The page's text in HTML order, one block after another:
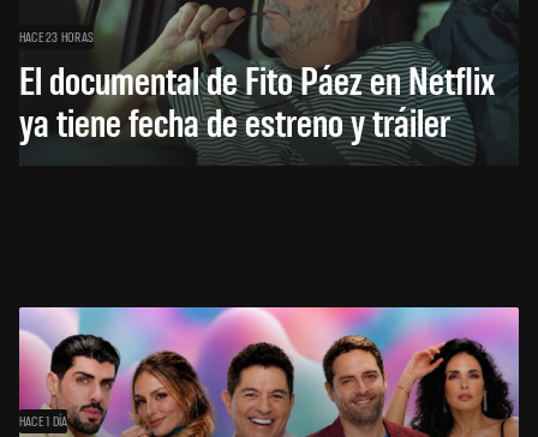
HACE 23 HORAS
El documental de Fito Páez en Netflix
ya tiene fecha de estreno y tráiler
HACE 1 DÍA